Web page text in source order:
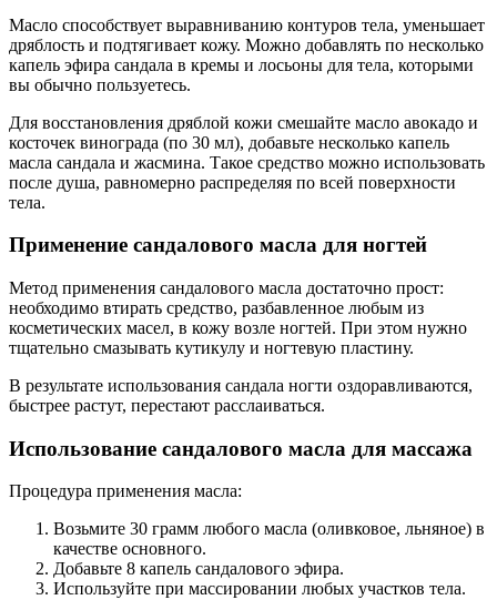
Масло способствует выравниванию контуров тела, уменьшает
дряблость и подтягивает кожу. Можно добавлять по несколько
капель эфира сандала в кремы и лосьоны для тела, которыми
вы обычно пользуетесь.
Для восстановления дряблой кожи смешайте масло авокадо и
косточек винограда (по 30 мл), добавьте несколько капель
масла сандала и жасмина. Такое средство можно использовать
после душа, равномерно распределяя по всей поверхности
тела.
Применение сандалового масла для ногтей
Метод применения сандалового масла достаточно прост:
необходимо втирать средство, разбавленное любым из
косметических масел, в кожу возле ногтей. При этом нужно
тщательно смазывать кутикулу и ногтевую пластину.
В результате использования сандала ногти оздоравливаются,
быстрее растут, перестают расслаиваться.
Использование сандалового масла для массажа
Процедура применения масла:
Возьмите 30 грамм любого масла (оливковое, льняное) в
качестве основного.
Добавьте 8 капель сандалового эфира.
Используйте при массировании любых участков тела.